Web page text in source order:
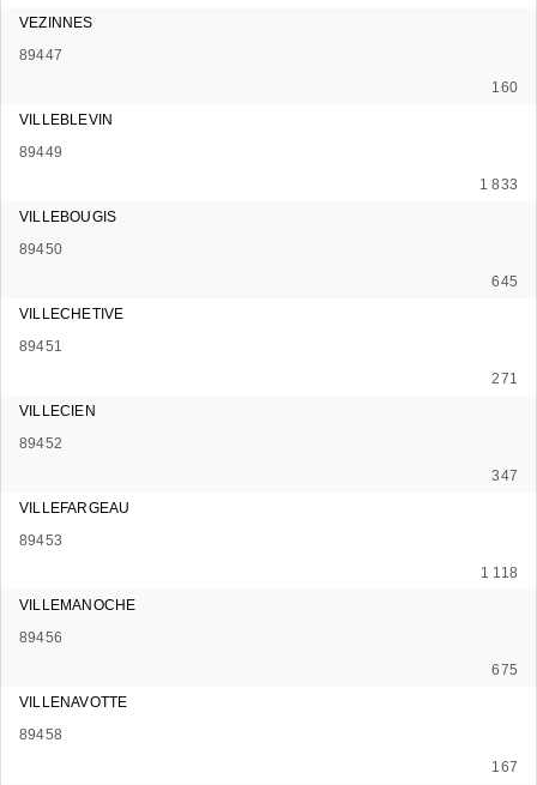
VEZINNES
89447
160
VILLEBLEVIN
89449
1 833
VILLEBOUGIS
89450
645
VILLECHETIVE
89451
271
VILLECIEN
89452
347
VILLEFARGEAU
89453
1 118
VILLEMANOCHE
89456
675
VILLENAVOTTE
89458
167